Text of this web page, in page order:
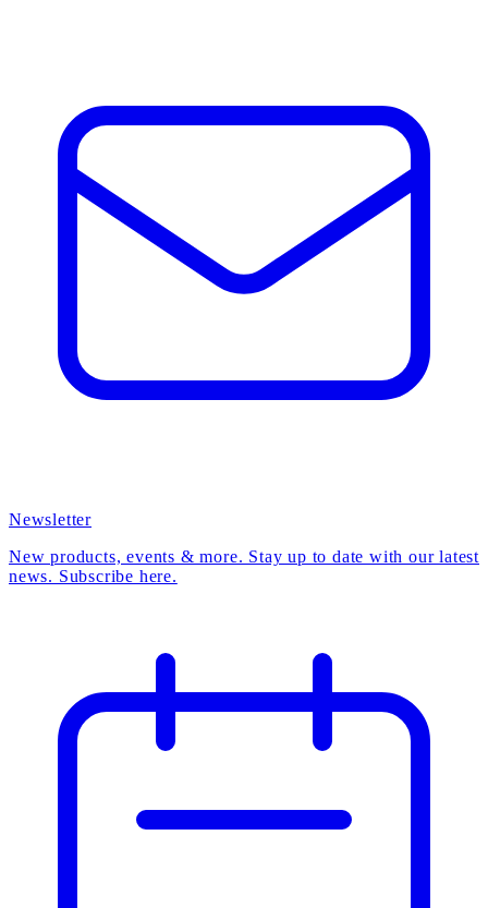
Newsletter
New products, events & more. Stay up to date with our latest
news. Subscribe here.